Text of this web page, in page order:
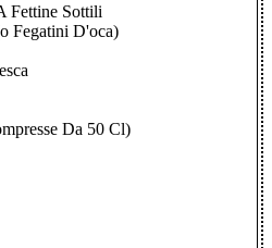
Fettine Sottili
Fegatini D'oca)
Da 50 Cl)